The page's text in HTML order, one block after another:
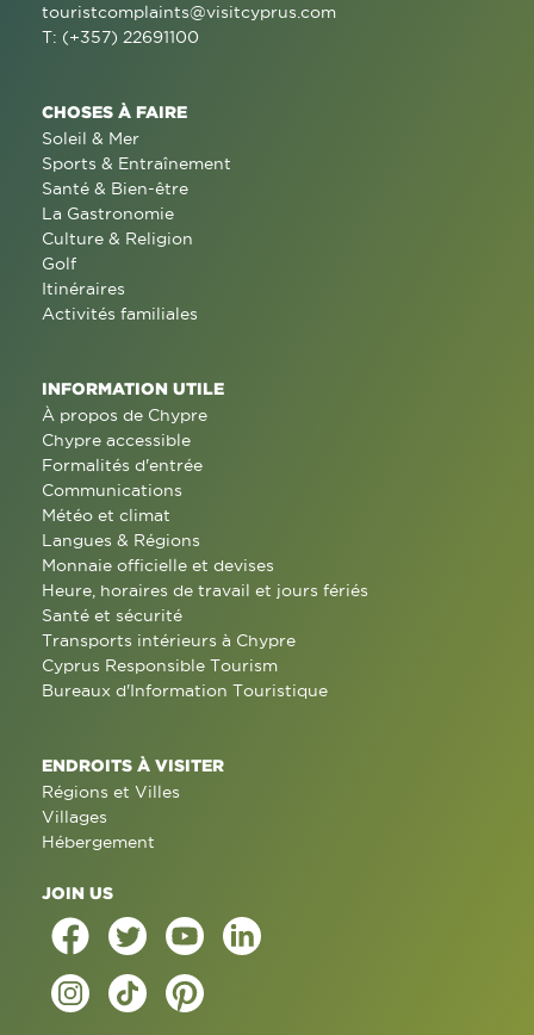
touristcomplaints@visitcyprus.com
T: (+357) 22691100
CHOSES À FAIRE
Soleil & Mer
Sports & Entraînement
Santé & Bien-être
La Gastronomie
Culture & Religion
Golf
Itinéraires
Activités familiales
INFORMATION UTILE
À propos de Chypre
Chypre accessible
Formalités d'entrée
Communications
Météo et climat
Langues & Régions
Monnaie officielle et devises
Heure, horaires de travail et jours fériés
Santé et sécurité
Transports intérieurs à Chypre
Cyprus Responsible Tourism
Bureaux d'Information Touristique
ENDROITS À VISITER
Régions et Villes
Villages
Hébergement
JOIN US